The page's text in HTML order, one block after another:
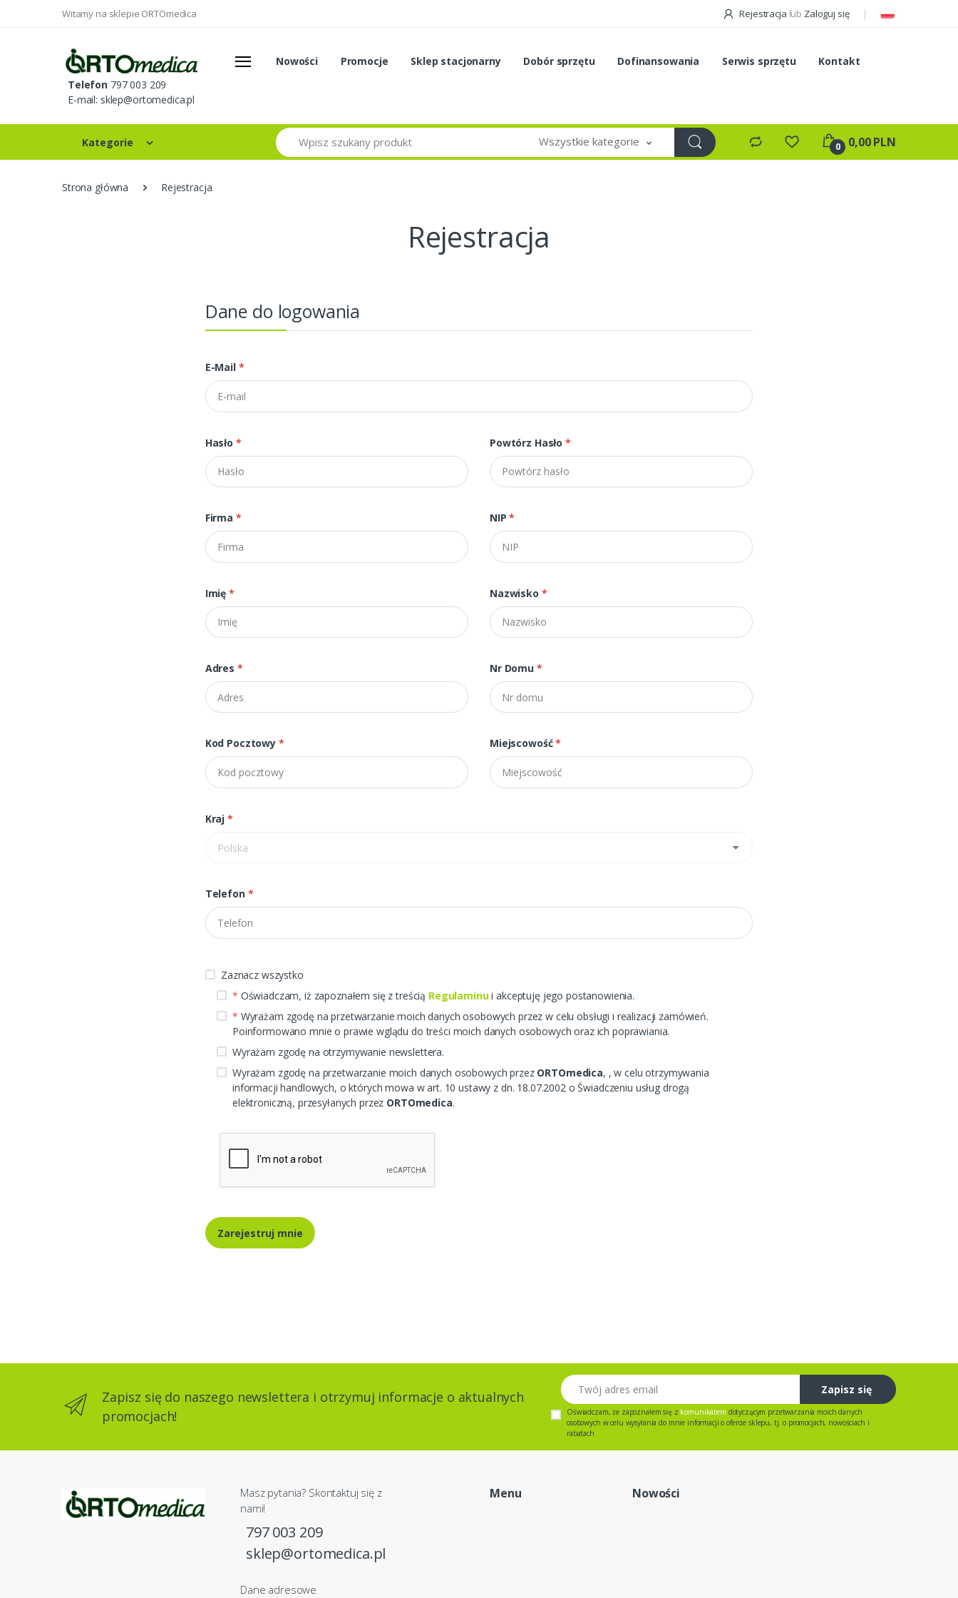
Witamy na sklepie ORTOmedica Rejestracja lub Zaloguj się
Nowości Promocje Sklep stacjonarny Dobór sprzętu Dofinansowania Serwis sprzętu
Kontakt
Telefon 797 003 209
E-mail: sklep@ortomedica.pl
Kategorie
Szukaj Wszystkie kategorie 0 0,00 PLN
Strona główna Rejestracja
Rejestracja
Dane do logowania
E-Mail *
Hasło * Powtórz Hasło *
Firma * NIP*
Imię * Nazwisko *
Adres * Nr Domu *
Kod Pocztowy * Miejscowość*
Kraj *
Telefon *
Zaznacz wszystko
* Oświadczam, iż zapoznałem się z treścią Regulaminui akceptuję jego postanowienia.
* Wyrażam zgodę na przetwarzanie moich danych osobowych przez w celu obsługi i realizacji zamówień.
Poinformowano mnie o prawie wglądu do treści moich danych osobowych oraz ich poprawiania.
Wyrażam zgodę na otrzymywanie newslettera.
Wyrażam zgodę na przetwarzanie moich danych osobowych przez ORTOmedica, , w celu otrzymywania
informacji handlowych, o których mowa w art. 10 ustawy z dn. 18.07.2002 o Świadczeniu usług drogą
elektroniczną, przesyłanych przez ORTOmedica.
Zarejestruj mnie
Zapisz się do naszego newslettera i otrzymuj informacje o aktualnych
promocjach!
Twój adres email
Zapisz się
Oświadczam, że zapoznałem się z komunikatem dotyczącym przetwarzania moich danych
osobowych w celu wysyłania do mnie informacji o ofercie sklepu, tj. o promocjach, nowościach i
rabatach
Masz pytania? Skontaktuj się z
nami!
797 003 209
sklep@ortomedica.pl
Dane adresowe
Menu Nowości